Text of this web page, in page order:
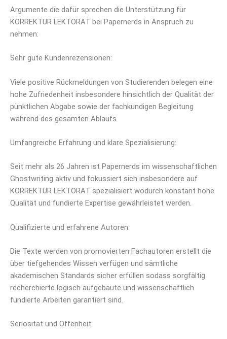
Argumente die dafür sprechen die Unterstützung für
KORREKTUR LEKTORAT bei Papernerds in Anspruch zu
nehmen:
Sehr gute Kundenrezensionen:
Viele positive Rückmeldungen von Studierenden belegen eine
hohe Zufriedenheit insbesondere hinsichtlich der Qualität der
pünktlichen Abgabe sowie der fachkundigen Begleitung
während des gesamten Ablaufs.
Umfangreiche Erfahrung und klare Spezialisierung:
Seit mehr als 26 Jahren ist Papernerds im wissenschaftlichen
Ghostwriting aktiv und fokussiert sich insbesondere auf
KORREKTUR LEKTORAT spezialisiert wodurch konstant hohe
Qualität und fundierte Expertise gewährleistet werden.
Qualifizierte und erfahrene Autoren:
Die Texte werden von promovierten Fachautoren erstellt die
über tiefgehendes Wissen verfügen und sämtliche
akademischen Standards sicher erfüllen sodass sorgfältig
recherchierte logisch aufgebaute und wissenschaftlich
fundierte Arbeiten garantiert sind.
Seriosität und Offenheit: